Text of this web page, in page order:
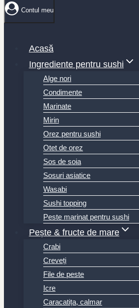
Contul meu
Acasă
Ingrediente pentru sushi
Alge nori
Condimente
Marinate
Mirin
Orez pentru sushi
Otet de orez
Sos de soia
Sosuri asiatice
Wasabi
Sushi topping
Peste marinat pentru sushi
Pește & fructe de mare
Crabi
Creveți
File de peste
Icre
Caracatița, calmar